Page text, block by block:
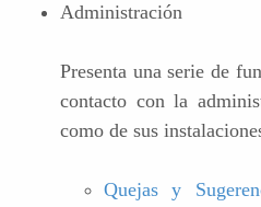
Administración
Presenta una serie de
contacto con la
como de sus
Quejas y